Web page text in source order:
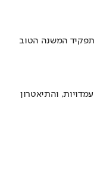
פרס התפקיד הראשי הטוב ביותר, פרס תפקיד המשנה הטוב
רשאי להעמיד עד ארבע הפקות לבחירת הוועדה, המורכבת מאנשי מקצוע מובילים בתחום, שזהותם תתפרסם בתום הטקס. התיאטראות הקאמרי, גשר ובית לסין עם 14 מועמדויות, והתיאטרון